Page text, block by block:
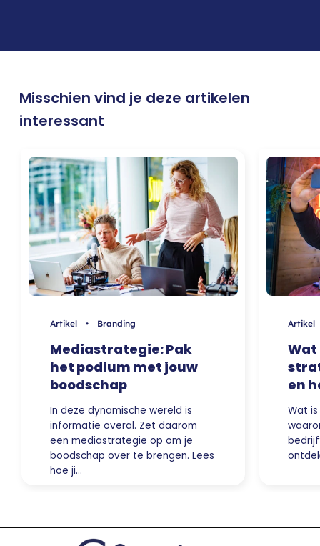
Misschien vind je deze artikelen
interessant
Artikel • Branding
Mediastrategie: Pak
het podium met jouw
boodschap
In deze dynamische wereld is
informatie overal. Zet daarom
een mediastrategie op om je
boodschap over te brengen. Lees
hoe ji…
Wat
en
Wat